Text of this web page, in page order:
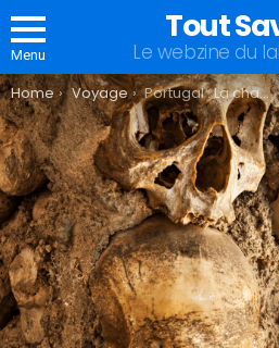
Menu
Tout
Le webzine du
You are here:
Home Voyage Portugal : La chapelle des os d’Évora